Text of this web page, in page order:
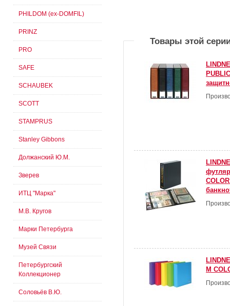
Товары этой
M
PHILDOM (ex-DOMFIL)
PRINZ
PRO
SAFE
SCHAUBEK
SCOTT
STAMPRUS
Stanley Gibbons
Должанский Ю.М.
Зверев
ИТЦ "Марка"
М.В. Кругов
Марки Петербурга
Музей Связи
Петербургский
Коллекционер
Соловьёв В.Ю.